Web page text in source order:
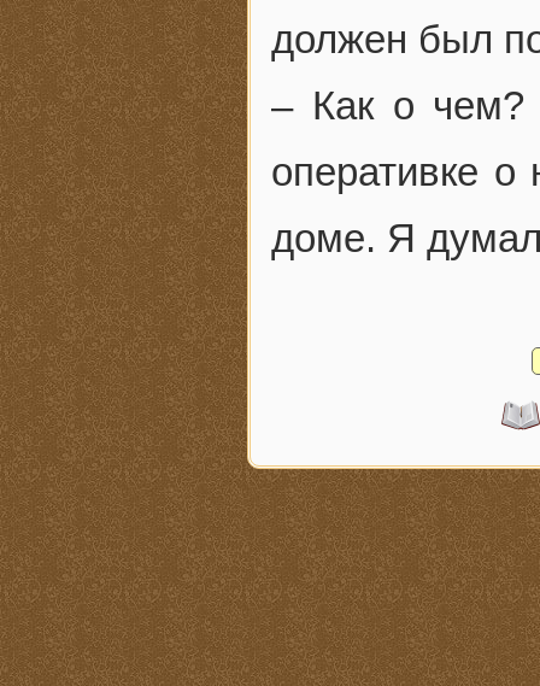
должен был
– Как о чем?
оперативке
доме. Я